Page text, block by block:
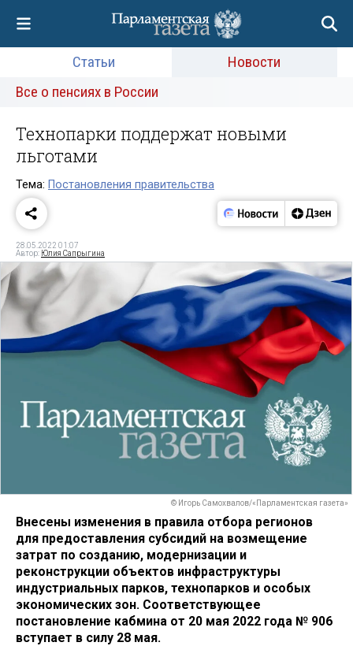
Статьи
Новости
Все о пенсиях в России
Технопарки поддержат новыми
льготами
Тема: Постановления правительства
28.05.2022 01:07
Автор: Юлия Сапрыгина
© Игорь Самохвалов/«Парламентская газета»
Внесены изменения в правила отбора регионов
для предоставления субсидий на возмещение
затрат по созданию, модернизации и
реконструкции объектов инфраструктуры
индустриальных парков, технопарков и особых
экономических зон. Соответствующее
постановление кабмина от 20 мая 2022 года № 906
вступает в силу 28 мая.